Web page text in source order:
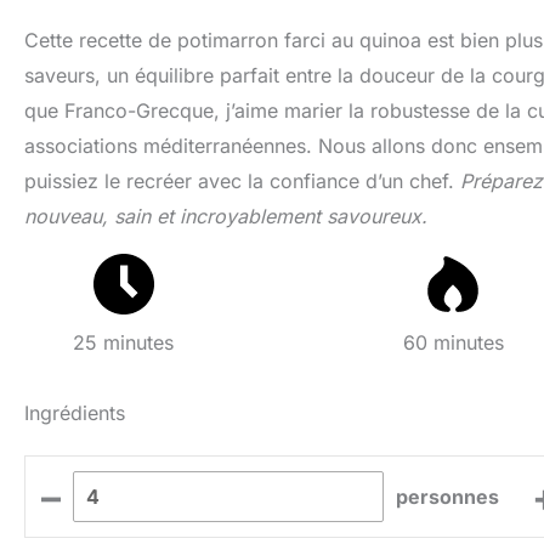
Cette recette de potimarron farci au quinoa est bien
saveurs, un équilibre parfait entre la douceur de la
que Franco-Grecque, j’aime marier la robustesse de la
associations méditerranéennes. Nous allons donc
puissiez le recréer avec la confiance d’un chef.
nouveau, sain et incroyablement savoureux.
25 minutes 60 minutes
Ingrédients
– personnes